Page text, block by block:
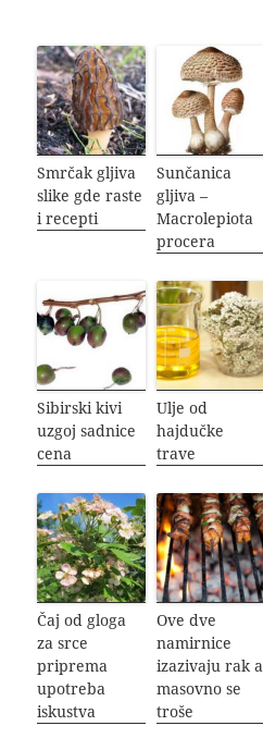
Smrčak gljiva
slike gde raste
i recepti
Sunčanica
gljiva –
Macrolepiota
procera
Sibirski kivi
uzgoj sadnice
cena
Ulje od
hajdučke
trave
Čaj od gloga
za srce
priprema
upotreba
iskustva
Ove dve
namirnice
izazivaju rak a
masovno se
troše